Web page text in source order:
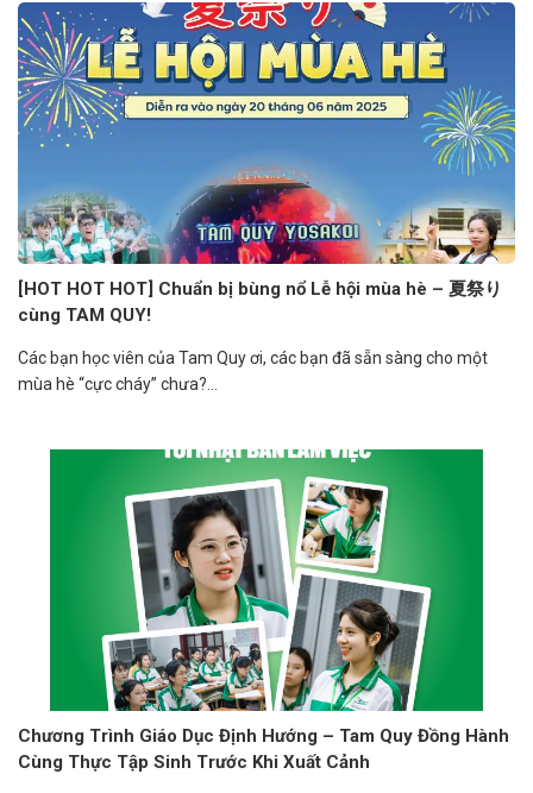
[HOT HOT HOT] Chuẩn bị bùng nổ Lễ hội mùa hè – 夏祭り
cùng TAM QUY!
Các bạn học viên của Tam Quy ơi, các bạn đã sẵn sàng cho một
mùa hè “cực cháy” chưa?...
Chương Trình Giáo Dục Định Hướng – Tam Quy Đồng Hành
Cùng Thực Tập Sinh Trước Khi Xuất Cảnh